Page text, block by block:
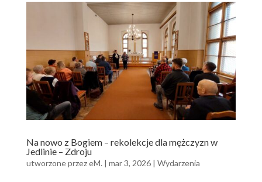
Na nowo z Bogiem – rekolekcje dla mężczyzn w
Jedlinie – Zdroju
utworzone przezeM. | mar 3, 2026| Wydarzenia